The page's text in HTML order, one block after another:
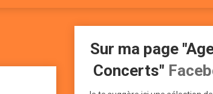
Sur ma page
Concerts"